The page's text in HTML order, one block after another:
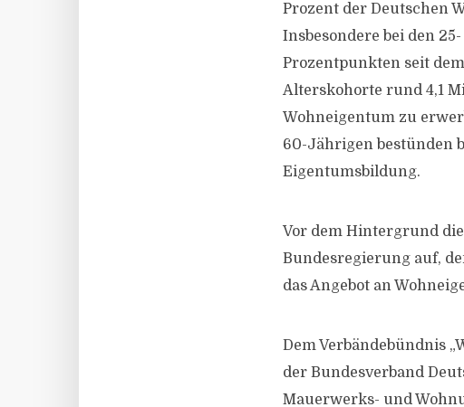
Prozent der Deutschen
Insbesondere bei den
Prozentpunkten seit
Alterskohorte rund 4,1
Wohneigentum zu
60-Jährigen bestünden
Eigentumsbildung.
Vor dem Hintergrund
Bundesregierung auf,
das Angebot an
Dem Verbändebündnis
der Bundesverband
Mauerwerks- und